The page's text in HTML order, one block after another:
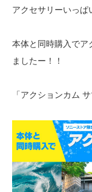
アクセサリーいっぱ
本体と同時購入でア
ましたー！！
「アクションカム